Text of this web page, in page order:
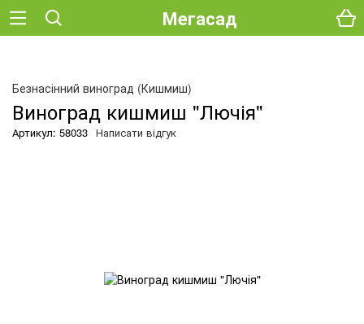
Безнасінний виноград (Кишмиш)
Виноград кишмиш "Лючія"
Артикул: 58033 Написати відгук
Мегасад